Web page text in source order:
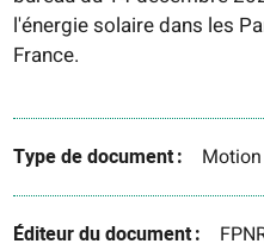
l'énergie solaire dans les
France.
Type de document Motion
Éditeur du document